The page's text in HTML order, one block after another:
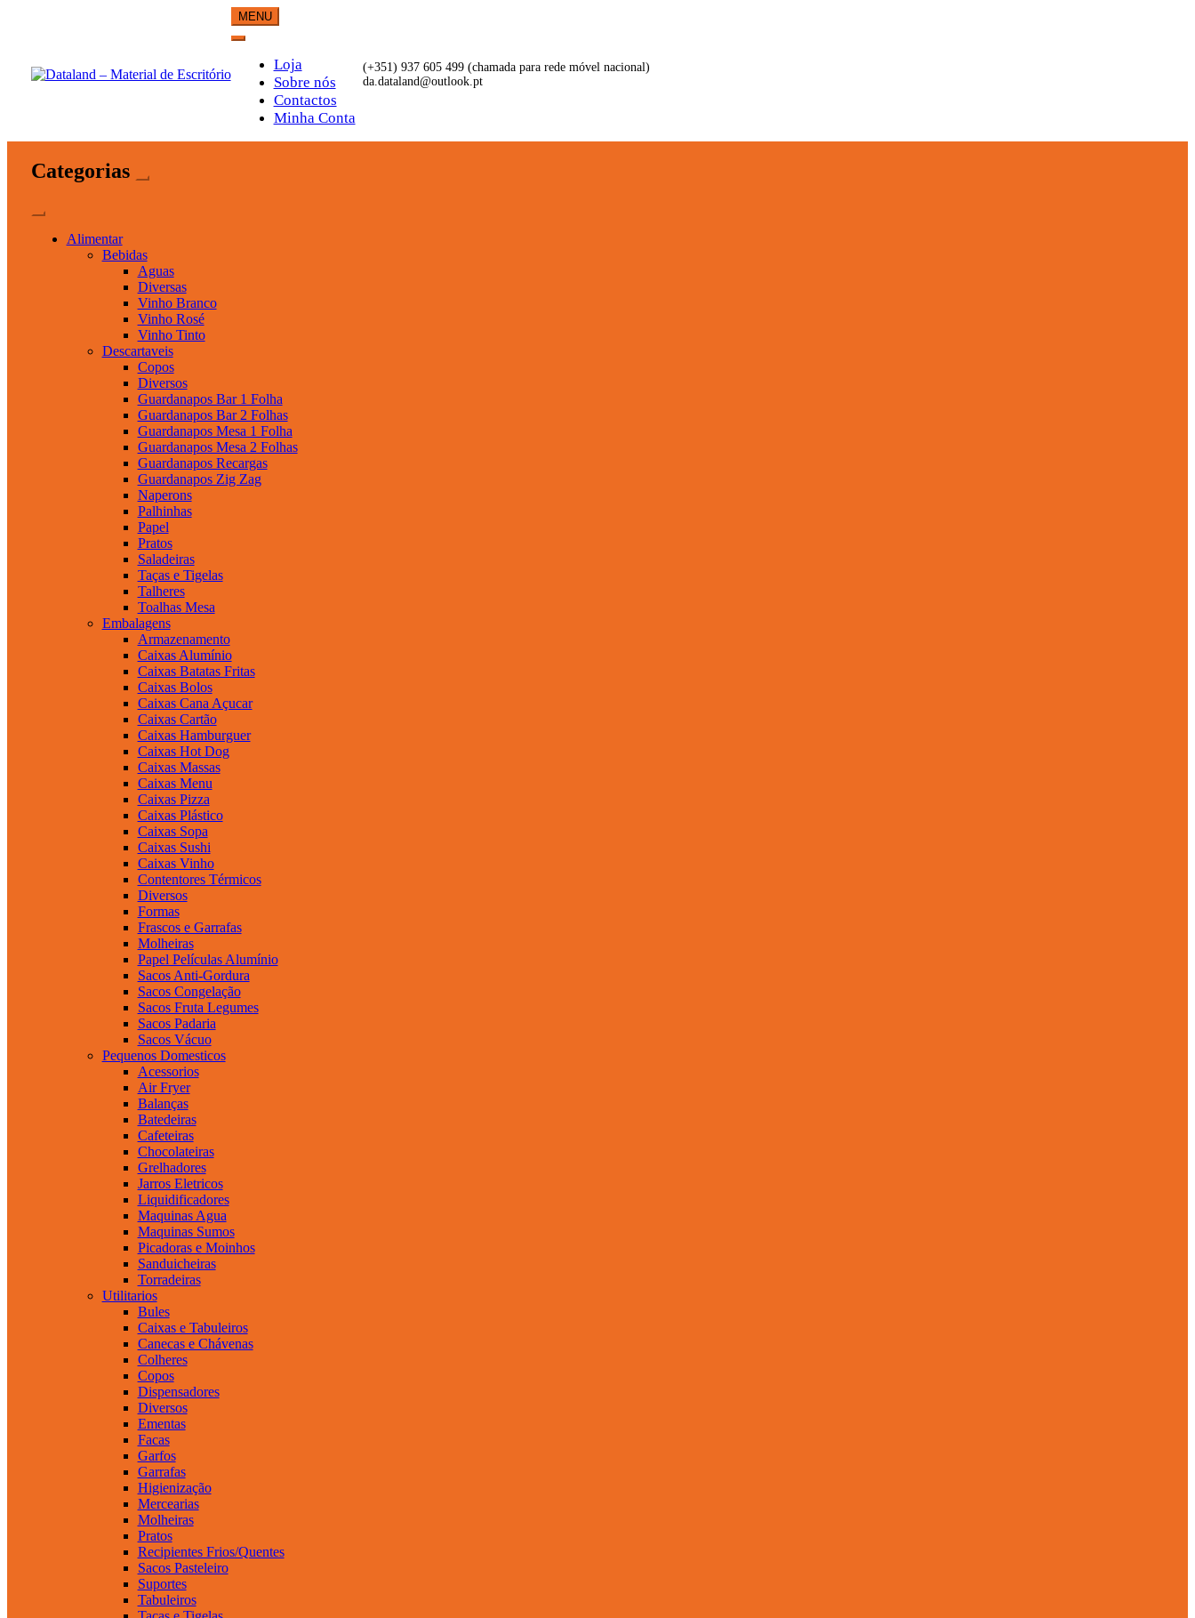
Dataland – Material de Escritório
MENU
Loja
Sobre nós
Contactos
Minha Conta
(+351) 937 605 499 (chamada para rede móvel nacional)
da.dataland@outlook.pt
Categorias
Alimentar
Bebidas
Aguas
Diversas
Vinho Branco
Vinho Rosé
Vinho Tinto
Descartaveis
Copos
Diversos
Guardanapos Bar 1 Folha
Guardanapos Bar 2 Folhas
Guardanapos Mesa 1 Folha
Guardanapos Mesa 2 Folhas
Guardanapos Recargas
Guardanapos Zig Zag
Naperons
Palhinhas
Papel
Pratos
Saladeiras
Taças e Tigelas
Talheres
Toalhas Mesa
Embalagens
Armazenamento
Caixas Alumínio
Caixas Batatas Fritas
Caixas Bolos
Caixas Cana Açucar
Caixas Cartão
Caixas Hamburguer
Caixas Hot Dog
Caixas Massas
Caixas Menu
Caixas Pizza
Caixas Plástico
Caixas Sopa
Caixas Sushi
Caixas Vinho
Contentores Térmicos
Diversos
Formas
Frascos e Garrafas
Molheiras
Papel Películas Alumínio
Sacos Anti-Gordura
Sacos Congelação
Sacos Fruta Legumes
Sacos Padaria
Sacos Vácuo
Pequenos Domesticos
Acessorios
Air Fryer
Balanças
Batedeiras
Cafeteiras
Chocolateiras
Grelhadores
Jarros Eletricos
Liquidificadores
Maquinas Agua
Maquinas Sumos
Picadoras e Moinhos
Sanduicheiras
Torradeiras
Utilitarios
Bules
Caixas e Tabuleiros
Canecas e Chávenas
Colheres
Copos
Dispensadores
Diversos
Ementas
Facas
Garfos
Garrafas
Higienização
Mercearias
Molheiras
Pratos
Recipientes Frios/Quentes
Sacos Pasteleiro
Suportes
Tabuleiros